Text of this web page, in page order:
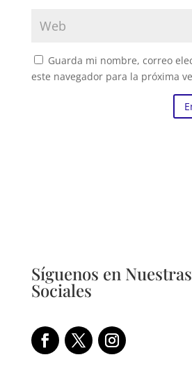
Guarda mi nombre, correo
este navegador para la próxima
Síguenos en
Sociales